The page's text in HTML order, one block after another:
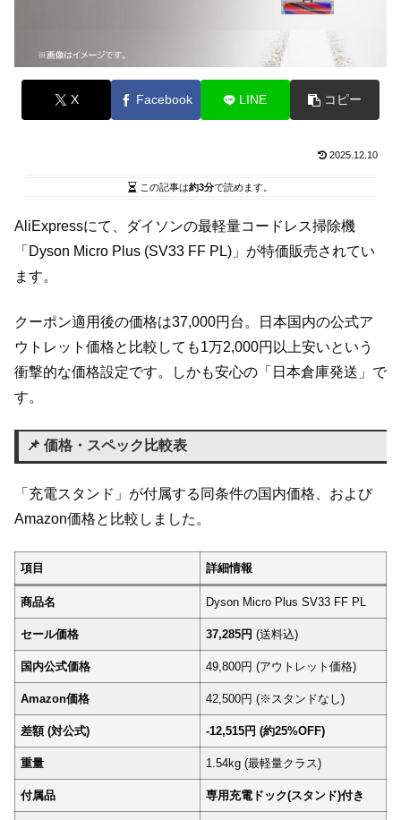
X Facebook LINE コピー
2025.12.10
この記事は約3分で読めます。
AliExpressにて、ダイソンの最軽量コードレス掃除機
「Dyson Micro Plus (SV33 FF PL)」が特価販売されてい
ます。
クーポン適用後の価格は37,000円台。日本国内の公式ア
ウトレット価格と比較しても1万2,000円以上安いという
衝撃的な価格設定です。しかも安心の「日本倉庫発送」で
す。
📌 価格・スペック比較表
「充電スタンド」が付属する同条件の国内価格、および
Amazon価格と比較しました。
項目 詳細情報
商品名 Dyson Micro Plus SV33 FF PL
セール価格 37,285円 (送料込)
国内公式価格 49,800円 (アウトレット価格)
Amazon価格 42,500円 (※スタンドなし)
差額 (対公式) -12,515円 (約25%OFF)
重量 1.54kg (最軽量クラス)
付属品 専用充電ドック(スタンド)付き